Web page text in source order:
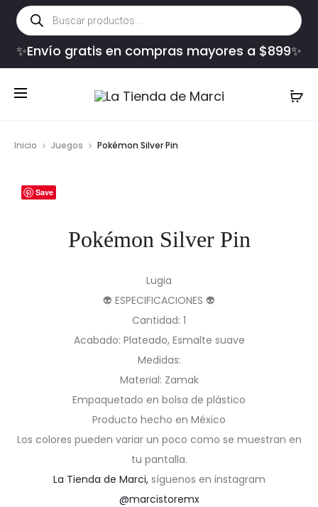
Búsqueda
de
productos
✨Envío gratis en compras mayores a $899✨
Inicio Juegos Pokémon Silver Pin
Save
Pokémon Silver Pin
Lugia
👽 ESPECIFICACIONES 👽
Cantidad: 1
Acabado: Plateado, Esmalte suave
Medidas:
Material: Zamak
Empaquetado en bolsa de plástico
Producto hecho en México
Los colores pueden variar un poco como se muestran en
tu pantalla.
La Tienda de Marci, síguenos en instagram
@marcistoremx